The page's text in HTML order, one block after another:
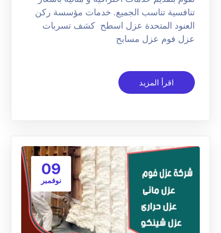
تنافسية تناسب الجميع. خدمات مؤسسة ركن
العنود المتحدة عزل اسطح كشف تسربات
عزل فوم عزل مسابح
اقرأ المزيد
09
نوفمبر